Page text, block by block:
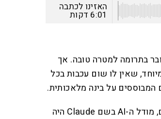
האזינו לכתבה
6:01 דקות
בתרומה למטרה טובה. אך
שאין לו שום עכבות בכל
על בינה מלאכותית.
במהלך יותר מ-1,000 שיחות עם קבוצת תורמים, מודל ה-AI בשם Claude היה